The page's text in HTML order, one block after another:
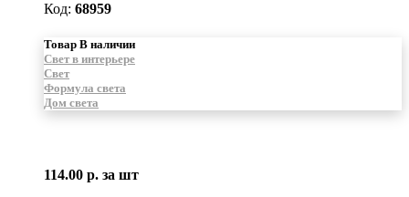
Код: 68959
Товар В наличии
Свет в интерьере
Свет
Формула света
Дом света
114.00 р. за шт